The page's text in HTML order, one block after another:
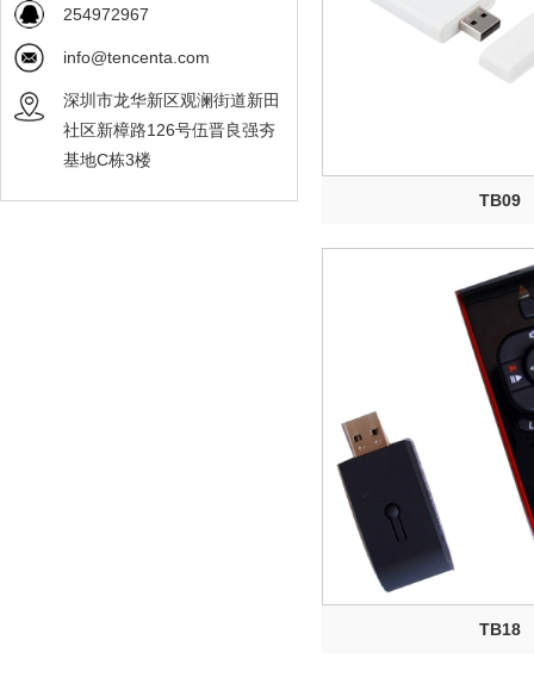
254972967
info@tencenta.com
深圳市龙华新区观澜街道新田
社区新樟路126号伍晋良强夯
基地C栋3楼
TB09
TB18